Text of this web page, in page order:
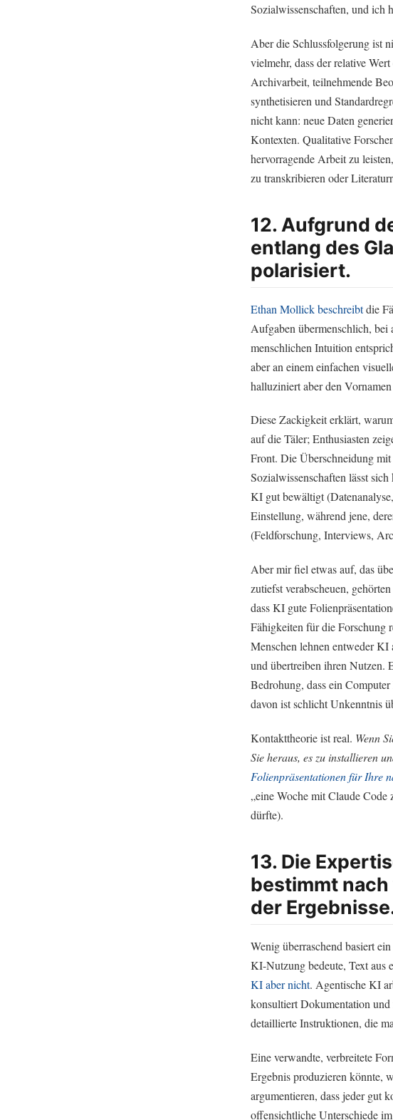
Sozialwissenschaften, und ich
Aber die Schlussfolgerung ist
vielmehr, dass der relative
Archivarbeit, teilnehmende
synthetisieren und
nicht kann: neue Daten
Kontexten. Qualitative
hervorragende Arbeit zu
zu transkribieren oder
12. Aufgrund
entlang des
polarisiert.
Ethan Mollickbeschreibtdie
Aufgaben übermenschlich,
menschlichen Intuition
aber an einem einfachen
halluziniert aber den
Diese Zackigkeit erklärt,
auf die Täler; Enthusiasten
Front. Die Überschneidung
Sozialwissenschaften lässt
KI gut bewältigt
Einstellung, während jene,
(Feldforschung, Interviews,
Aber mir fiel etwas auf, das
zutiefst verabscheuen,
dass KI gute
Fähigkeiten für die Forschung
Menschen lehnen entweder KI
und übertreiben ihren Nutzen.
Bedrohung, dass ein
davon ist schlicht Unkenntnis
Kontakttheorie ist real. Wenn
Sie heraus, es zu installieren
Folienpräsentationen für Ihre
„eine Woche mit Claude Code
dürfte).
13. Die
bestimmt
der
Wenig überraschend basiert
KI-Nutzung bedeute, Text aus
KI aber nicht. Agentische KI
konsultiert Dokumentation
detaillierte Instruktionen, die
Eine verwandte, verbreitete
Ergebnis produzieren könnte,
argumentieren, dass jeder gut
offensichtliche Unterschiede